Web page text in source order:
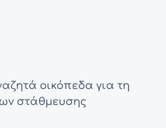
οικόπεδα για τη
στάθμευσης